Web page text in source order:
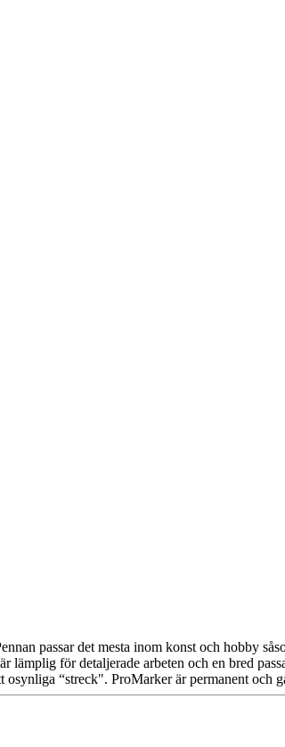
passar det mesta inom konst och hobby
för detaljerade arbeten och en bred
“streck". ProMarker är permanent och